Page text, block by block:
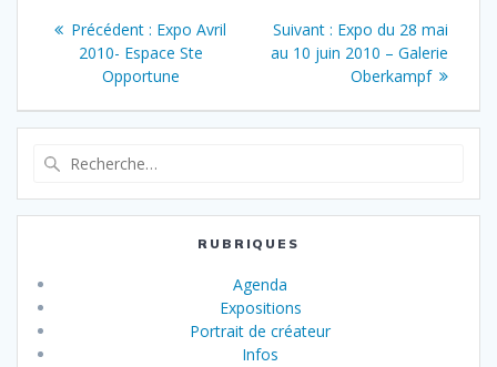
Navigation
l’article
Précédent : Article
précédent
:
Expo Avril
2010- Espace Ste
Opportune
Suivant : Article
suivant
Expo du 28 mai
au 10 juin 2010 – Galerie
Oberkampf
:
RUBRIQUES
Agenda
Expositions
Portrait de créateur
Infos